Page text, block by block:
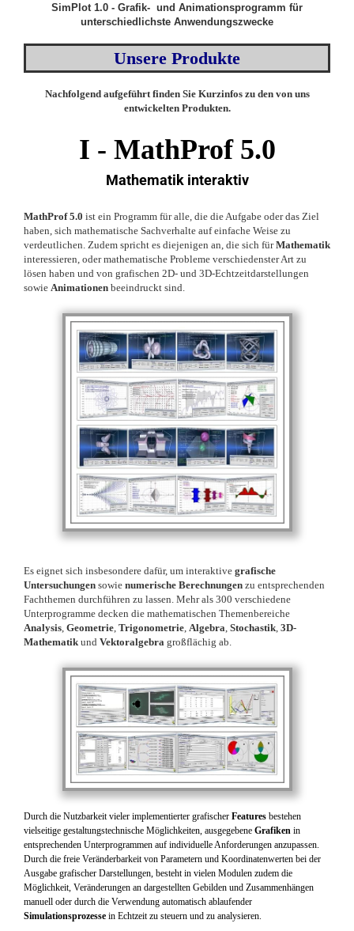
SimPlot 1.0 - Grafik- und Animationsprogramm für
unterschiedlichste Anwendungszwecke
Unsere Produkte
Nachfolgend aufgeführt finden Sie Kurzinfos zu den von uns
entwickelten Produkten.
I - MathProf 5.0
Mathematik interaktiv
MathProf 5.0 ist ein Programm für alle, die die Aufgabe oder das Ziel
haben, sich mathematische Sachverhalte auf einfache Weise zu
verdeutlichen. Zudem spricht es diejenigen an, die sich fürMathematik
interessieren, oder mathematische Probleme verschiedenster Art zu
lösen haben und von grafischen 2D- und 3D-Echtzeitdarstellungen
sowie Animationen beeindruckt sind.
Es eignet sich insbesondere dafür, um interaktive grafische
Untersuchungen sowie numerische Berechnungen zu entsprechenden
Fachthemen durchführen zu lassen. Mehr als 300 verschiedene
Unterprogramme decken die mathematischen Themenbereiche
Analysis, Geometrie, Trigonometrie, Algebra, Stochastik, 3D-
Mathematik und Vektoralgebra großflächig ab.
Durch die Nutzbarkeit vieler implementierter grafischer Features bestehen
vielseitige gestaltungstechnische Möglichkeiten, ausgegebene Grafiken in
entsprechenden Unterprogrammen auf individuelle Anforderungen anzupassen.
Durch die freie Veränderbarkeit von Parametern und Koordinatenwerten bei der
Ausgabe grafischer Darstellungen, besteht in vielen Modulen zudem die
Möglichkeit, Veränderungen an dargestellten Gebilden und Zusammenhängen
manuell oder durch die Verwendung automatisch ablaufender
Simulationsprozesse in Echtzeit zu steuern und zu analysieren.